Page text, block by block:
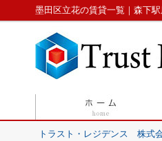
墨田区立花の賃貸一覧｜森下
トラスト・レジデンス 株式